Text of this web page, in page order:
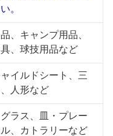
。
、キャンプ用品、
、球技用品など
イルドシート、三
人形など
ラス、皿・プレー
、カトラリーなど